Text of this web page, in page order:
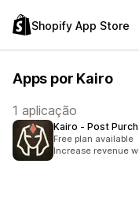
Shopify App Store
Apps por Kairo
1 aplicação
Kairo ‑ Post
Free plan available
Increase revenue